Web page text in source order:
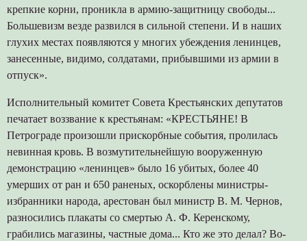
крепкие корни, проникла в армию-защитницу свободы...
Большевизм везде развился в сильной степени. И в наших
глухих местаx появляются у многих убеждения ленинцев,
занесенные, видимо, солдатами, прибывшими из армии в
отпуск».
Исполнительный комитет Совета Крестьянских депутатов
печатает воззвание к крестьянам: «КРЕСТЬЯНЕ! В
Петрограде произошли прискорбные события, пролилась
невинная кровь. В возмутительнейшую вооруженную
демонстрацию «ленинцев» было 16 убитых, более 40
умерших от ран и 650 раненых, оскорблены министры-
избранники народа, арестован был министр В. М. Чернов,
разносились плакаты со смертью А. Ф. Керенскому,
грабились магазины, частные дома... Кто же это делал? Во-